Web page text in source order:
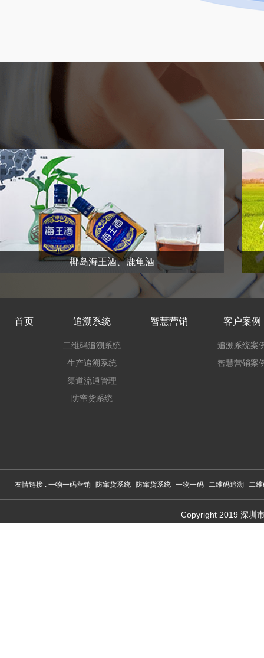
椰岛海王酒、鹿龟酒
首页 追溯系统
二维码追溯系统
生产追溯系统
渠道流通管理
防窜货系统
智慧营销 客户案例
追溯系统案
智慧营销案
友情链接 : 一物一码营销 防窜货系统 防窜货系统 一物一码 二维码追溯 二
Copyright 2019 深圳